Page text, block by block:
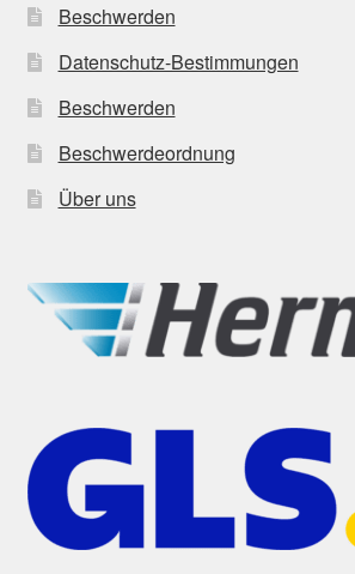
Beschwerden
Datenschutz-Bestimmungen
Beschwerden
Beschwerdeordnung
Über uns